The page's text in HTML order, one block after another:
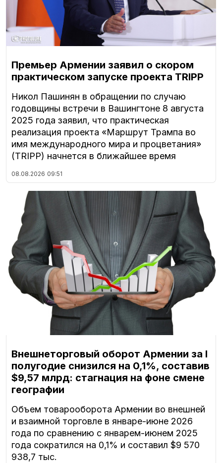
Премьер Армении заявил о скором
практическом запуске проекта TRIPP
Никол Пашинян в обращении по случаю
годовщины встречи в Вашингтоне 8 августа
2025 года заявил, что практическая
реализация проекта «Маршрут Трампа во
имя международного мира и процветания»
(TRIPP) начнется в ближайшее время
08.08.2026 09:51
Внешнеторговый оборот Армении за I
полугодие снизился на 0,1%, составив
$9,57 млрд: стагнация на фоне смене
географии
Объем товарооборота Армении во внешней
и взаимной торговле в январе-июне 2026
года по сравнению с январем-июнем 2025
года сократился на 0,1% и составил $9 570
938,7 тыс.